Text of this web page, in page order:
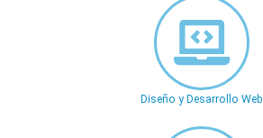
Diseño y Desarrollo Web